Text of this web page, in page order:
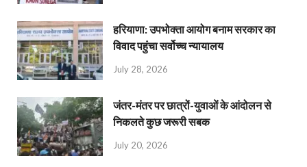
हरियाणा: उपभोक्ता आयोग बनाम सरकार का
विवाद पहुंचा सर्वोच्च न्यायालय
July 28, 2026
जंतर-मंतर पर छात्रों-युवाओं के आंदोलन से
निकलते कुछ जरूरी सबक
July 20, 2026